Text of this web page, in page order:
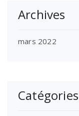
Archives
mars 2022
Catégories